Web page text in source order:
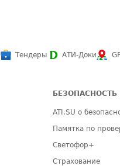
Тендеры АТИ-Доки
БЕЗОПАСНОСТЬ
ATI.SU о
Памятка по
Светофор+
Страхование